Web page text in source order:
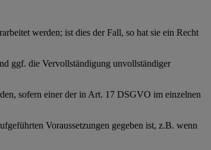
werden; ist dies der Fall, so hat sie ein Recht
ggf. die Vervollständigung unvollständiger
sofern einer der in Art. 17 DSGVO im einzelnen
Voraussetzungen gegeben ist, z.B. wenn